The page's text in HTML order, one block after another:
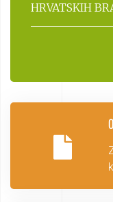
HRVATSKIH